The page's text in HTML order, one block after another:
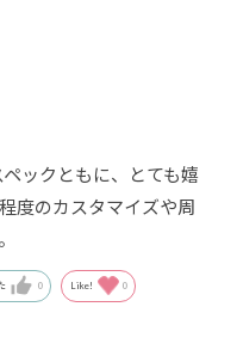
ックともに、とても嬉
度のカスタマイズや周
0 Like! 0